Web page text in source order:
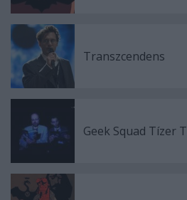
Transzcendens
Geek Squad Tízer